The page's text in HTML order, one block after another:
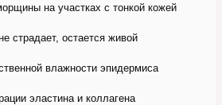
на участках с тонкой кожей
страдает, остается живой
влажности эпидермиса
эластина и коллагена